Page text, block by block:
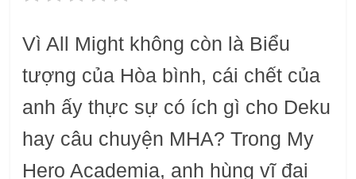
Vì All Might không còn là Biểu
tượng của Hòa bình, cái chết của
anh ấy thực sự có ích gì cho Deku
hay câu chuyện MHA? Trong My
Hero Academia, anh hùng vĩ đại